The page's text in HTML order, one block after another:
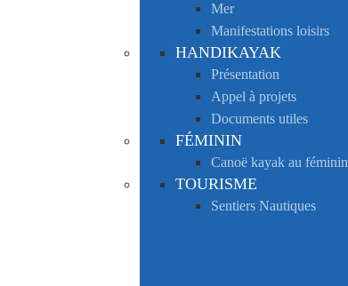
Mer
Manifestations loisirs
HANDIKAYAK
Présentation
Appel à projets
Documents utiles
FÉMININ
Canoë kayak au féminin
TOURISME
Sentiers Nautiques